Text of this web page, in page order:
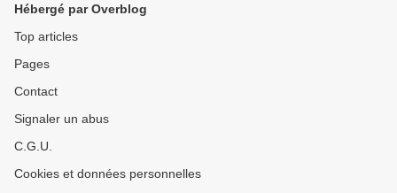
Hébergé par Overblog
Top articles
Pages
Contact
Signaler un abus
C.G.U.
Cookies et données personnelles